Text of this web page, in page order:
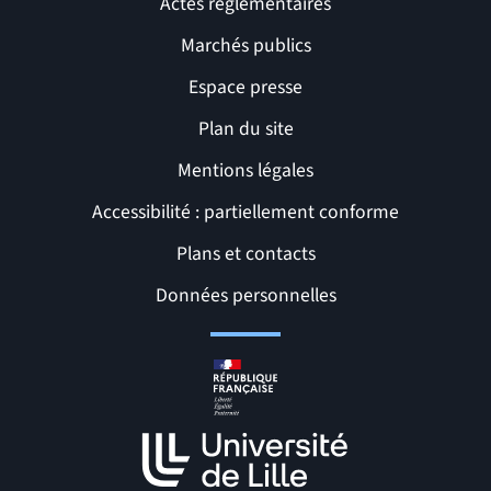
Liens et pages utiles
Marchés publics
Espace presse
Plan du site
Mentions légales
Accessibilité : partiellement conforme
Plans et contacts
Données personnelles